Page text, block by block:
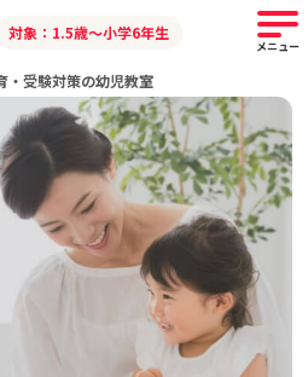
・受験対策の幼児教室
対象：1.5歳～小学6年生
メニュー